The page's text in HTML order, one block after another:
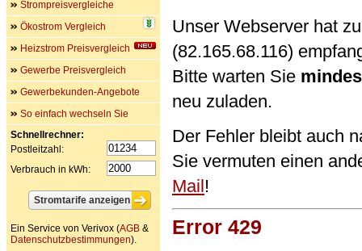
Unser Webserver hat
(82.165.68.116)
Bitte warten Sie
neu zuladen.
Der Fehler bleibt auch
Sie vermuten einen
Mail!
Error 429
Strompreisvergleiche
Ökostrom Vergleich
Heizstrom Preisvergleich
Gewerbe Preisvergleich
Gewerbekunden-Angebote
So einfach wechseln Sie
Schnellrechner:
Postleitzahl:
Verbrauch in kWh:
Ein Service von Verivox (AGB &
Datenschutzbestimmungen).